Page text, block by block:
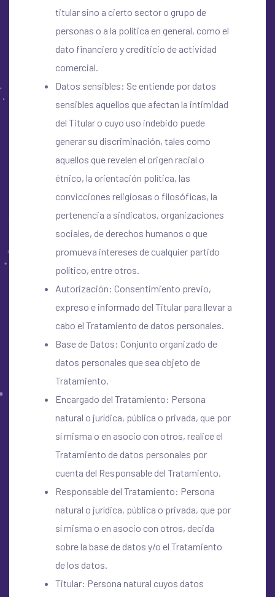
titular sino a cierto sector o grupo de
personas o a la política en general, como el
dato financiero y crediticio de actividad
comercial.
Datos sensibles: Se entiende por datos
sensibles aquellos que afectan la intimidad
del Titular o cuyo uso indebido puede
generar su discriminación, tales como
aquellos que revelen el origen racial o
étnico, la orientación política, las
convicciones religiosas o filosóficas, la
pertenencia a sindicatos, organizaciones
sociales, de derechos humanos o que
promueva intereses de cualquier partido
político, entre otros.
Autorización: Consentimiento previo,
expreso e informado del Titular para llevar a
cabo el Tratamiento de datos personales.
Base de Datos: Conjunto organizado de
datos personales que sea objeto de
Tratamiento.
Encargado del Tratamiento: Persona
natural o jurídica, pública o privada, que por
sí misma o en asocio con otros, realice el
Tratamiento de datos personales por
cuenta del Responsable del Tratamiento.
Responsable del Tratamiento: Persona
natural o jurídica, pública o privada, que por
sí misma o en asocio con otros, decida
sobre la base de datos y/o el Tratamiento
de los datos.
Titular: Persona natural cuyos datos